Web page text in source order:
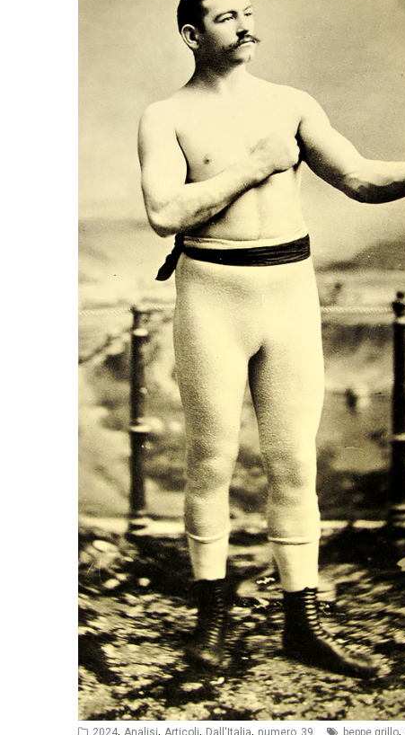
, , , , ,